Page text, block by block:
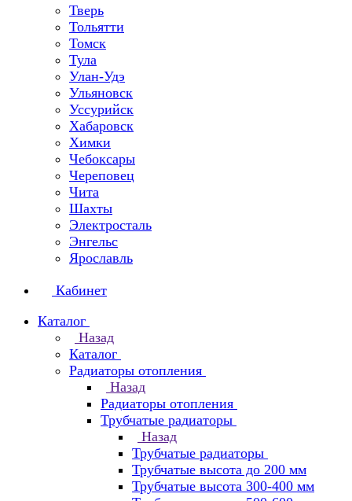
Тверь
Тольятти
Томск
Тула
Улан-Удэ
Ульяновск
Уссурийск
Хабаровск
Химки
Чебоксары
Череповец
Чита
Шахты
Электросталь
Энгельс
Ярославль
Кабинет
Каталог
Назад
Каталог
Радиаторы отопления
Назад
Радиаторы отопления
Трубчатые радиаторы
Назад
Трубчатые радиаторы
Трубчатые высота до 200 мм
Трубчатые высота 300-400 мм